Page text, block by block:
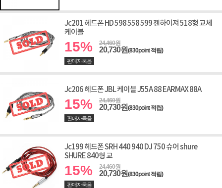
Jc201 헤드폰 HD 598 558 599 젠하이져 518형 교체
케이블
15% 24,460원
20,730원(830point 적립)
판매자묶음
Jc206 헤드폰 JBL 케이블 J55A 88 EARMAX 88A
15% 24,460원
20,730원(830point 적립)
판매자묶음
Jc199 헤드폰 SRH 440 940 DJ 750 슈어 shure
SHURE 840형 교
15% 24,460원
20,730원(830point 적립)
판매자묶음